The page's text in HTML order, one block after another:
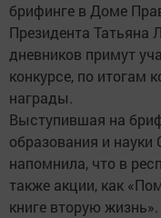
брифинге в Доме
Президента Татьяна
дневников примут
конкурсе, по итогам
награды.
Выступившая на
образования и науки
напомнила, что в
также акции, как
книге вторую